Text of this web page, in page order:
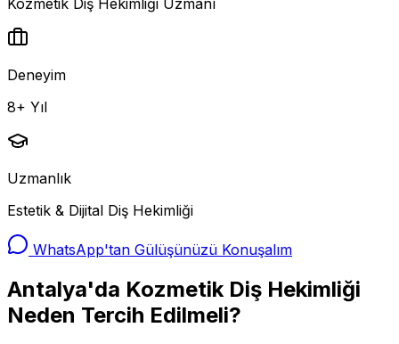
Deneyim
8+ Yıl
Uzmanlık
Estetik & Dijital Diş Hekimliği
WhatsApp'tan Gülüşünüzü Konuşalım
Antalya'da Kozmetik Diş Hekimliği
Neden Tercih Edilmeli?